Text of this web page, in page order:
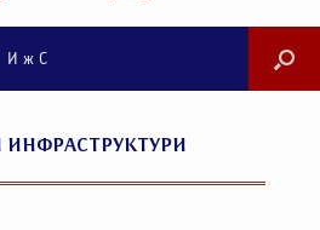
И ж С
ИНФРАСТРУКТУРИ